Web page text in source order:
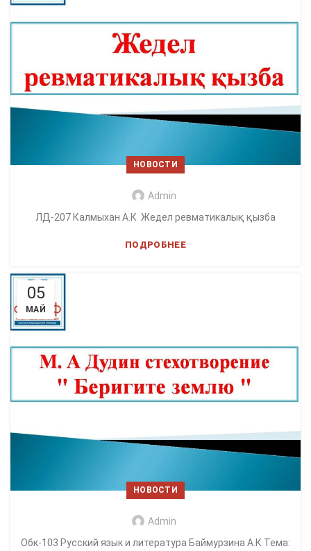
НОВОСТИ
Admin
ЛД-207 Калмыхан А.К Жедел ревматикалық қызба
ПОДРОБНЕЕ
05
МАЙ
НОВОСТИ
Admin
Обк-103 Русский язык и литература Баймурзина А.К Тема: